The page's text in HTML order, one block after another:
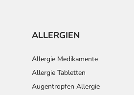
ALLERGIEN
Allergie Medikamente
Allergie Tabletten
Augentropfen Allergie